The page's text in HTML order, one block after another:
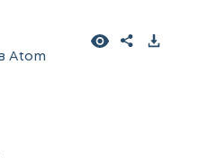
Atom